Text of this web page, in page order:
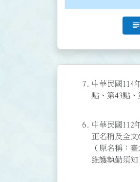
subject
7.
中華民國114
點、第43點
6.
中華民國112
正名稱及全
（原名稱：
維護執勤須知